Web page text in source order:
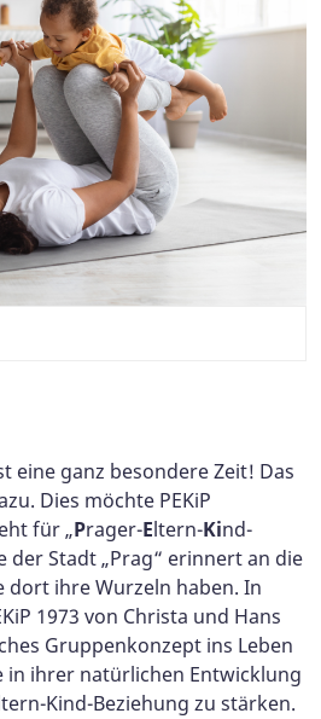
eine ganz besondere Zeit! Das
Dies möchte PEKiP
für „Prager-Eltern-Kind-
der Stadt „Prag“ erinnert an die
dort ihre Wurzeln haben. In
1973 von Christa und Hans
Gruppenkonzept ins Leben
in ihrer natürlichen Entwicklung
Kind-Beziehung zu stärken.